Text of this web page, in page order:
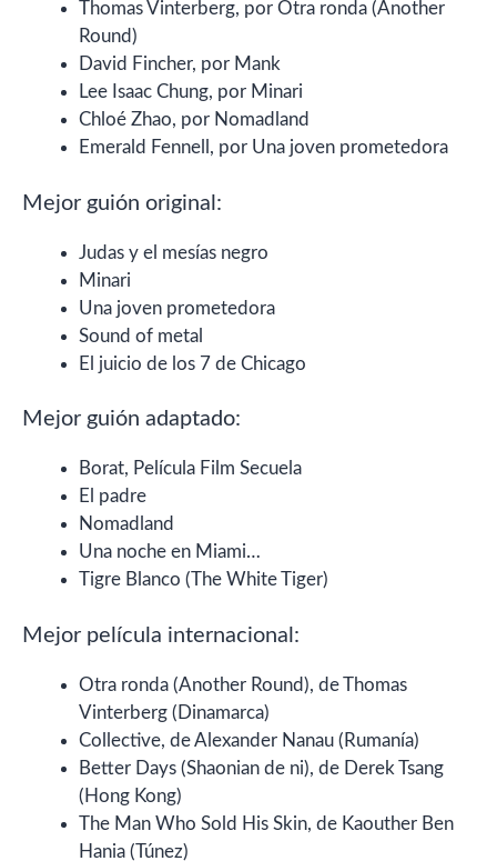
Thomas Vinterberg, por Otra ronda (Another
Round)
David Fincher, por Mank
Lee Isaac Chung, por Minari
Chloé Zhao, por Nomadland
Emerald Fennell, por Una joven prometedora
Mejor guión original:
Judas y el mesías negro
Minari
Una joven prometedora
Sound of metal
El juicio de los 7 de Chicago
Mejor guión adaptado:
Borat, Película Film Secuela
El padre
Nomadland
Una noche en Miami…
Tigre Blanco (The White Tiger)
Mejor película internacional:
Otra ronda (Another Round), de Thomas
Vinterberg (Dinamarca)
Collective, de Alexander Nanau (Rumanía)
Better Days (Shaonian de ni), de Derek Tsang
(Hong Kong)
The Man Who Sold His Skin, de Kaouther Ben
Hania (Túnez)